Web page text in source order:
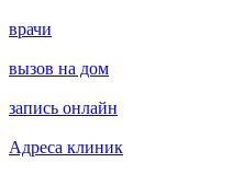
врачи
вызов на дом
запись онлайн
Адреса клиник